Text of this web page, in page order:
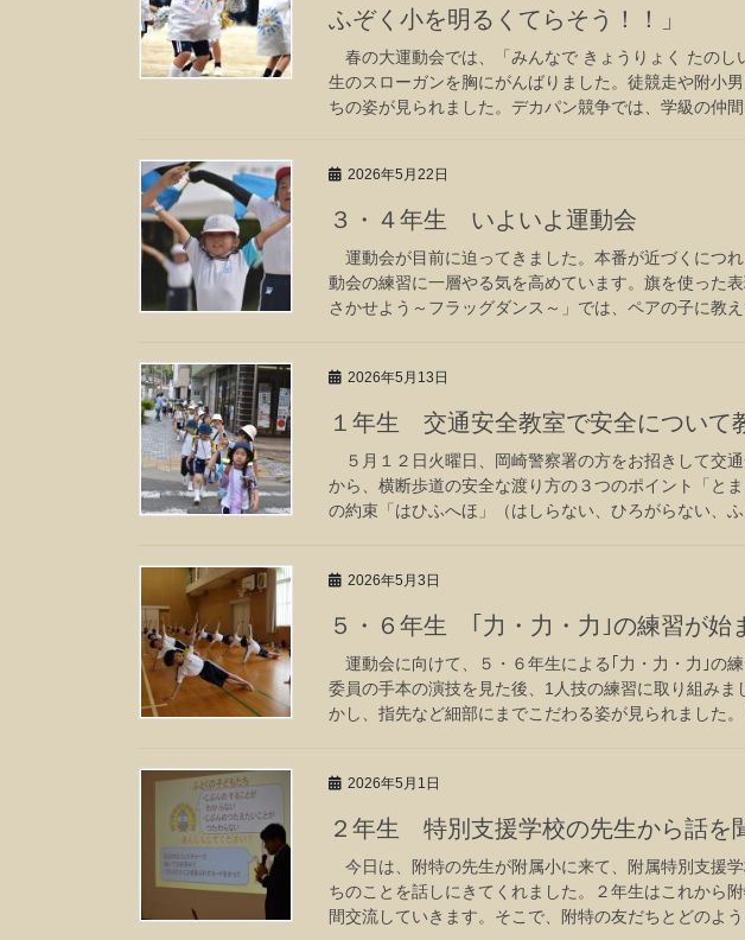
ふぞく小を明るくてらそう！！」
春の大運動会では、「みんなで きょうりょく たのし
生のスローガンを胸にがんばりました。徒競走や附小
ちの姿が見られました。デカパン競争では、学級の仲
2026年5月22日
３・４年生 いよいよ運動会
運動会が目前に迫ってきました。本番が近づくにつ
動会の練習に一層やる気を高めています。旗を使った
さかせよう～フラッグダンス～」では、ペアの子に教
2026年5月13日
１年生 交通安全教室で安全について
５月１２日火曜日、岡崎警察署の方をお招きして交
から、横断歩道の安全な渡り方の３つのポイント「と
の約束「はひふへほ」（はしらない、ひろがらない、
2026年5月3日
５・６年生 ｢力・力・力｣の練習が始
運動会に向けて、５・６年生による｢力・力・力｣の
委員の手本の演技を見た後、1人技の練習に取り組み
かし、指先など細部にまでこだわる姿が見られました
2026年5月1日
２年生 特別支援学校の先生から話を
今日は、附特の先生が附属小に来て、附属特別支援
ちのことを話しにきてくれました。２年生はこれから
間交流していきます。そこで、附特の友だちとどのよ